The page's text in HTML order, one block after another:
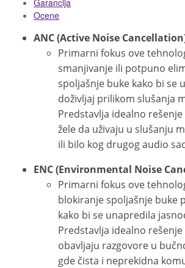
Ocene
ANC (Active Noise
Primarni fokus ove
smanjivanje ili potpuno
spoljašnje buke kako bi se
doživljaj prilikom slušanja
Predstavlja idealno
žele da uživaju u slušanju
ili bilo kog drugog audio
ENC (Environmental Noise
Primarni fokus ove
blokiranje spoljašnje buke
kako bi se unapredila
Predstavlja idealno
obavljaju razgovore u
gde čista i neprekidna